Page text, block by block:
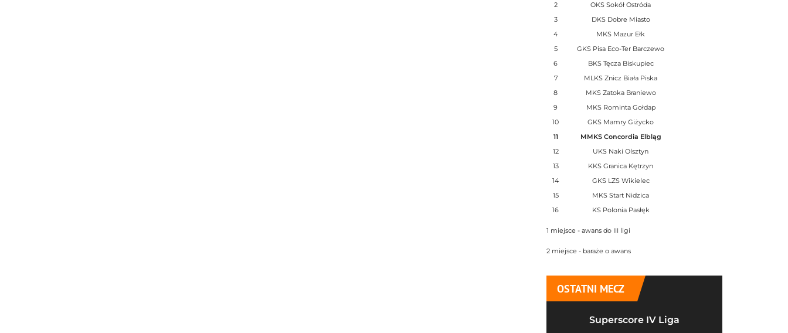
2
OKS Sokół Ostróda
3
DKS Dobre Miasto
4
MKS Mazur Ełk
5
GKS Pisa Eco-Ter Barczewo
6
BKS Tęcza Biskupiec
7
MLKS Znicz Biała Piska
8
MKS Zatoka Braniewo
9
MKS Rominta Gołdap
10
GKS Mamry Giżycko
11
MMKS Concordia Elbląg
12
UKS Naki Olsztyn
13
KKS Granica Kętrzyn
14
GKS LZS Wikielec
15
MKS Start Nidzica
16
KS Polonia Pasłęk
1 miejsce - awans do III ligi
2 miejsce - baraże o awans
OSTATNI MECZ
Superscore IV Liga